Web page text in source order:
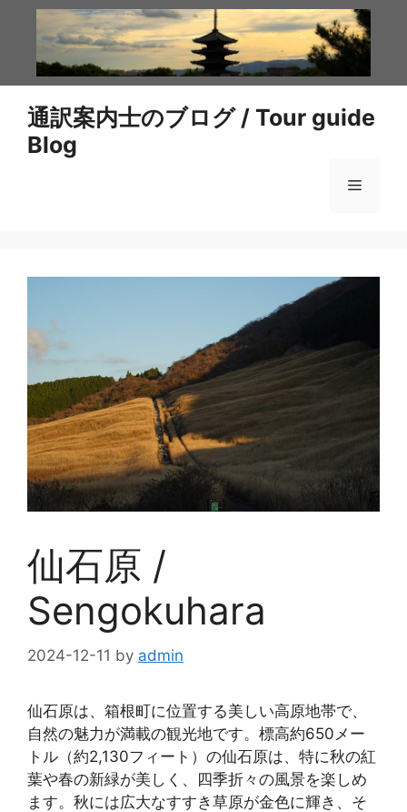
通訳案内士のブログ / Tour guide
Blog
メ
ー
仙石原 /
Sengokuhara
2024-12-11 by admin
仙石原は、箱根町に位置する美しい高原地帯で、
自然の魅力が満載の観光地です。標高約650メー
トル（約2,130フィート）の仙石原は、特に秋の紅
葉や春の新緑が美しく、四季折々の風景を楽しめ
ます。秋には広大なすすき草原が金色に輝き、そ